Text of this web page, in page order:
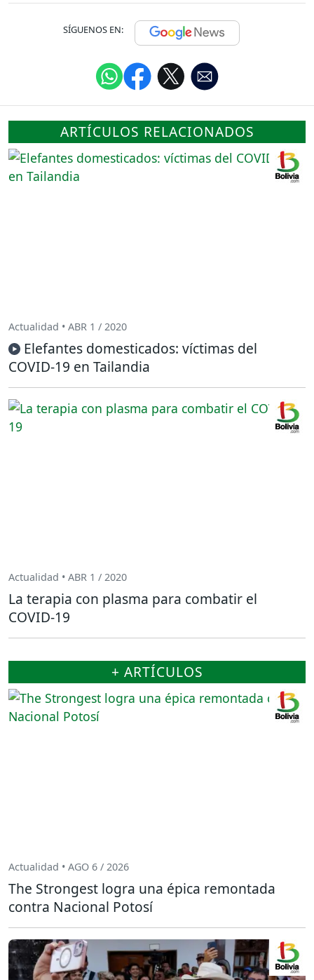
SÍGUENOS EN:
ARTÍCULOS RELACIONADOS
Actualidad • ABR 1 / 2020
Elefantes domesticados: víctimas del
COVID-19 en Tailandia
Actualidad • ABR 1 / 2020
La terapia con plasma para combatir el
COVID-19
+ ARTÍCULOS
Actualidad • AGO 6 / 2026
The Strongest logra una épica remontada
contra Nacional Potosí